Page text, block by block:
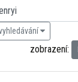
zobrazení: